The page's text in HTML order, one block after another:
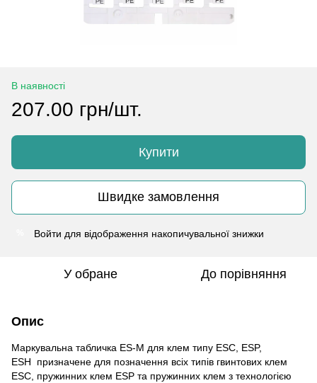
В наявності
207.00 грн/шт.
Купити
Швидке замовлення
Войти для відображення накопичувальної знижки
У обране До порівняння
Опис
Маркувальна табличка ES-M для клем типу ESC, ESP,
ESH призначене для позначення всіх типів гвинтових клем
ESC, пружинних клем ESP та пружинних клем з технологією